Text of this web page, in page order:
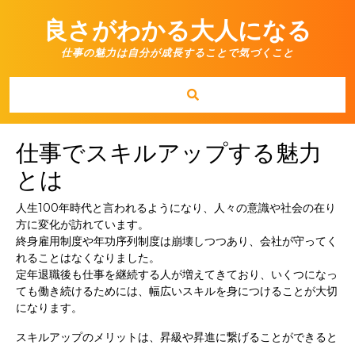
content良さがわかる大人になる
仕事の魅力は自分が成長することで気づくこと
仕事でスキルアップする魅力
とは
人生100年時代と言われるようになり、人々の意識や社会の在り
方に変化が訪れています。
終身雇用制度や年功序列制度は崩壊しつつあり、会社が守ってく
れることはなくなりました。
定年退職後も仕事を継続する人が増えてきており、いくつになっ
ても働き続けるためには、幅広いスキルを身につけることが大切
になります。
スキルアップのメリットは、昇級や昇進に繋げることができると